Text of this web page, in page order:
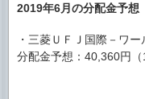
2019年6月の分配金予想
・三菱ＵＦＪ国際－ワ
分配金予想：40,360円（